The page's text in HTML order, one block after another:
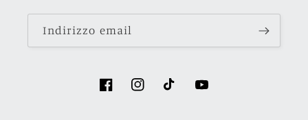
Indirizzo email
FacebookInstagramTikTok YouTube